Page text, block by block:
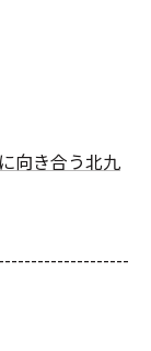
向き合う北九